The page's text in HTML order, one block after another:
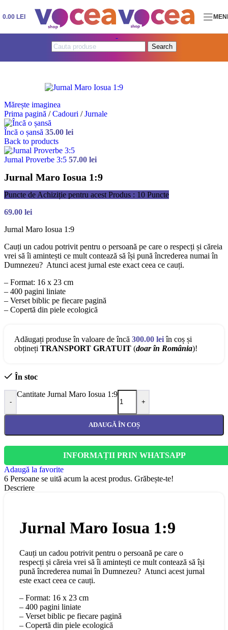
Skip to navigationSkip to main content
0.00 LEI
Search
Mărește imaginea
Prima pagină / Cadouri / Jurnale
Încă o șansă 35.00 lei
Back to products
Jurnal Proverbe 3:5 57.00 lei
Jurnal Maro Iosua 1:9
Puncte de Achiziție pentru acest Produs : 10 Puncte
69.00 lei
Jurnal Maro Iosua 1:9
Cauți un cadou potrivit pentru o persoană pe care o respecți și căreia
vrei să îi amintești ce mult contează să își pună încrederea numai în
Dumnezeu? Atunci acest jurnal este exact ceea ce cauți.
– Format: 16 x 23 cm
– 400 pagini liniate
– Verset biblic pe fiecare pagină
– Copertă din piele ecologică
Adăugați produse în valoare de încă 300.00 leiîn coș și
obțineți TRANSPORT GRATUIT (doar în România)!
În stoc
-
Cantitate Jurnal Maro Iosua 1:9
+
ADAUGĂ ÎN COȘ
INFORMAȚII PRIN WHATSAPP
Adaugă la favorite
6 Persoane se uită acum la acest produs. Grăbește-te!
Descriere
Jurnal Maro Iosua 1:9
Cauți un cadou potrivit pentru o persoană pe care o
respecți și căreia vrei să îi amintești ce mult contează să își
pună încrederea numai în Dumnezeu? Atunci acest jurnal
este exact ceea ce cauți.
– Format: 16 x 23 cm
– 400 pagini liniate
– Verset biblic pe fiecare pagină
– Copertă din piele ecologică